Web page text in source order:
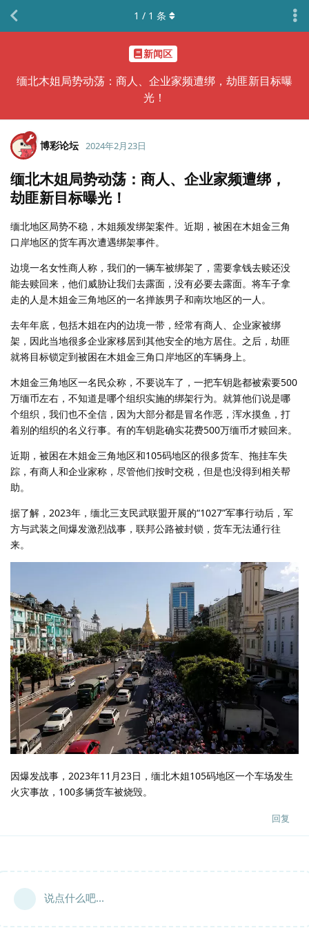
新闻区
缅北木姐局势动荡：商人、企业家频遭绑，劫匪新目标曝
光！
1 / 1 条
博彩论坛 2024年2月23日
缅北木姐局势动荡：商人、企业家频遭绑，
劫匪新目标曝光！
缅北地区局势不稳，木姐频发绑架案件。近期，被困在木姐金三角
口岸地区的货车再次遭遇绑架事件。
边境一名女性商人称，我们的一辆车被绑架了，需要拿钱去赎还没
能去赎回来，他们威胁让我们去露面，没有必要去露面。将车子拿
走的人是木姐金三角地区的一名掸族男子和南坎地区的一人。
去年年底，包括木姐在内的边境一带，经常有商人、企业家被绑
架，因此当地很多企业家移居到其他安全的地方居住。之后，劫匪
就将目标锁定到被困在木姐金三角口岸地区的车辆身上。
木姐金三角地区一名民众称，不要说车了，一把车钥匙都被索要500
万缅币左右，不知道是哪个组织实施的绑架行为。就算他们说是哪
个组织，我们也不全信，因为大部分都是冒名作恶，浑水摸鱼，打
着别的组织的名义行事。有的车钥匙确实花费500万缅币才赎回来。
近期，被困在木姐金三角地区和105码地区的很多货车、拖挂车失
踪，有商人和企业家称，尽管他们按时交税，但是也没得到相关帮
助。
据了解，2023年，缅北三支民武联盟开展的“1027”军事行动后，军
方与武装之间爆发激烈战事，联邦公路被封锁，货车无法通行往
来。
因爆发战事，2023年11月23日，缅北木姐105码地区一个车场发生
火灾事故，100多辆货车被烧毁。
回复
说点什么吧...